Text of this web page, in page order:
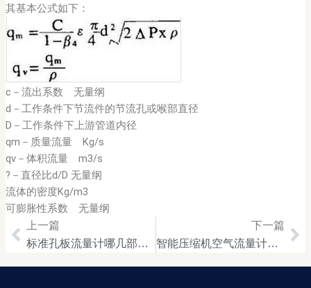
其基本公式如下：
c－流出系数 无量纲
d－工作条件下节流件的节流孔或喉部直径
D－工作条件下上游管道内径
qm－质量流量 Kg/s
qv－体积流量 m3/s
?－直径比d/D 无量纲
流体的密度Kg/m3
可膨胀性系数 无量纲
Prev
上一篇
标准孔板流量计哪几部分组成
下一篇
智能压缩机空气流量计在使用前需要进行哪些检查事项